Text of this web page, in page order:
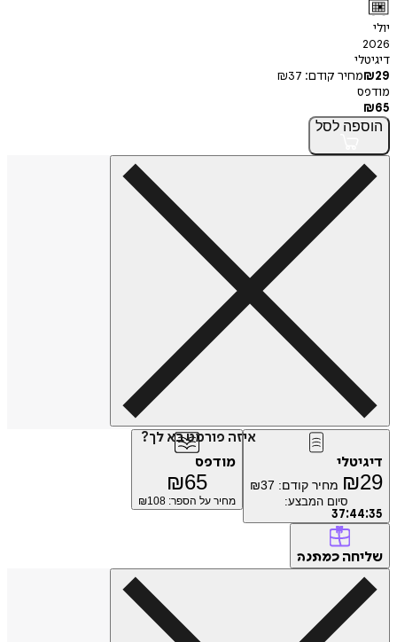
קודם:
₪37
לסל
איזה פורמט בא לך?
₪ מחיר קודם: ₪37
סיום המבצע:
37:
מודפס
₪
מחיר על הספר: ₪108
כמתנה